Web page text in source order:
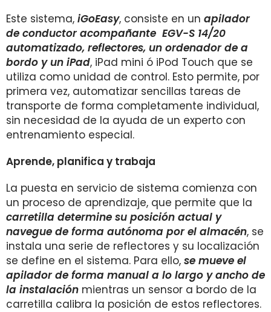
Este sistema, iGoEasy, consiste en un apilador
de conductor acompañante EGV-S 14/20
automatizado, reflectores, un ordenador de a
bordo y un iPad, iPad mini ó iPod Touch que se
utiliza como unidad de control. Esto permite, por
primera vez, automatizar sencillas tareas de
transporte de forma completamente individual,
sin necesidad de la ayuda de un experto con
entrenamiento especial.
Aprende, planifica y trabaja
La puesta en servicio de sistema comienza con
un proceso de aprendizaje, que permite que la
carretilla determine su posición actual y
navegue de forma autónoma por el almacén, se
instala una serie de reflectores y su localización
se define en el sistema. Para ello, se mueve el
apilador de forma manual a lo largo y ancho de
la instalación mientras un sensor a bordo de la
carretilla calibra la posición de estos reflectores.